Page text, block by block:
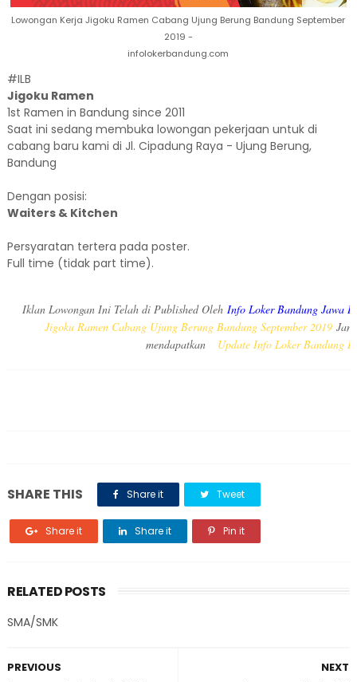
Lowongan Kerja Jigoku Ramen Cabang Ujung Berung Bandung September
2019 -
infolokerbandung.com
#ILB
Jigoku Ramen
1st Ramen in Bandung since 2011
Saat ini sedang membuka lowongan pekerjaan untuk di
cabang baru kami di Jl. Cipadung Raya - Ujung Berung,
Bandung
Dengan posisi:
Waiters & Kitchen
Persyaratan tertera pada poster.
Full time (tidak part time).
Iklan Lowongan Ini Telah di Published OlehInfo Loker Bandung Jawa
Jigoku Ramen Cabang Ujung Berung Bandung September 2019
mendapatkan
Update Info Loker Bandung
SHARE THIS Share it Tweet
Share it Share it Pin it
RELATED POSTS
SMA/SMK
NEXT
PREVIOUS